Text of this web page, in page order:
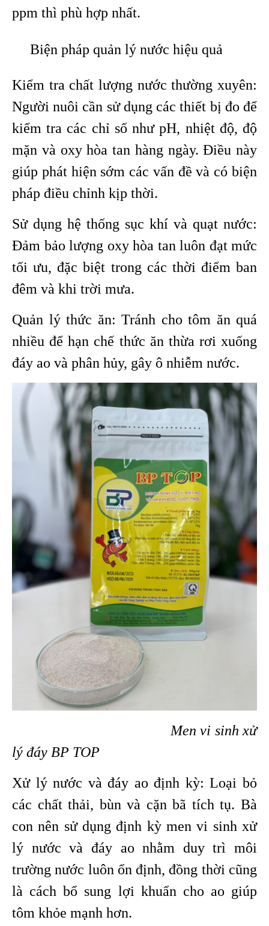
ppm thì phù hợp nhất.
Biện pháp quản lý nước hiệu quả
Kiểm tra chất lượng nước thường xuyên:
Người nuôi cần sử dụng các thiết bị đo để
kiểm tra các chỉ số như pH, nhiệt độ, độ
mặn và oxy hòa tan hàng ngày. Điều này
giúp phát hiện sớm các vấn đề và có biện
pháp điều chỉnh kịp thời.
Sử dụng hệ thống sục khí và quạt nước:
Đảm bảo lượng oxy hòa tan luôn đạt mức
tối ưu, đặc biệt trong các thời điểm ban
đêm và khi trời mưa.
Quản lý thức ăn: Tránh cho tôm ăn quá
nhiều để hạn chế thức ăn thừa rơi xuống
đáy ao và phân hủy, gây ô nhiễm nước.
Men vi sinh xử
lý đáy BP TOP
Xử lý nước và đáy ao định kỳ: Loại bỏ
các chất thải, bùn và cặn bã tích tụ. Bà
con nên sử dụng định kỳ men vi sinh xử
lý nước và đáy ao nhằm duy trì môi
trường nước luôn ổn định, đồng thời cũng
là cách bổ sung lợi khuẩn cho ao giúp
tôm khỏe mạnh hơn.